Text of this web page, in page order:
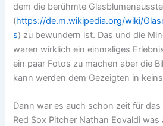
dem die berühmte
(https://de.m.wikipedia.org/wiki/
s) zu bewundern ist. Das und die
waren wirklich ein einmaliges
ein paar Fotos zu machen aber die
kann werden dem Gezeigten in
Dann war es auch schon zeit für
Red Sox Pitcher Nathan Eovaldi was